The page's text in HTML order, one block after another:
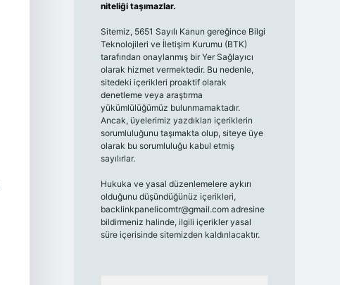
niteliği taşımazlar.
Sitemiz, 5651 Sayılı Kanun gereğince Bilgi
Teknolojileri ve İletişim Kurumu (BTK)
tarafından onaylanmış bir Yer Sağlayıcı
olarak hizmet vermektedir. Bu nedenle,
sitedeki içerikleri proaktif olarak
denetleme veya araştırma
yükümlülüğümüz bulunmamaktadır.
Ancak, üyelerimiz yazdıkları içeriklerin
sorumluluğunu taşımakta olup, siteye üye
olarak bu sorumluluğu kabul etmiş
sayılırlar.
Hukuka ve yasal düzenlemelere aykırı
olduğunu düşündüğünüz içerikleri,
backlinkpanelicomtr@gmail.comadresine
bildirmeniz halinde, ilgili içerikler yasal
süre içerisinde sitemizden kaldırılacaktır.